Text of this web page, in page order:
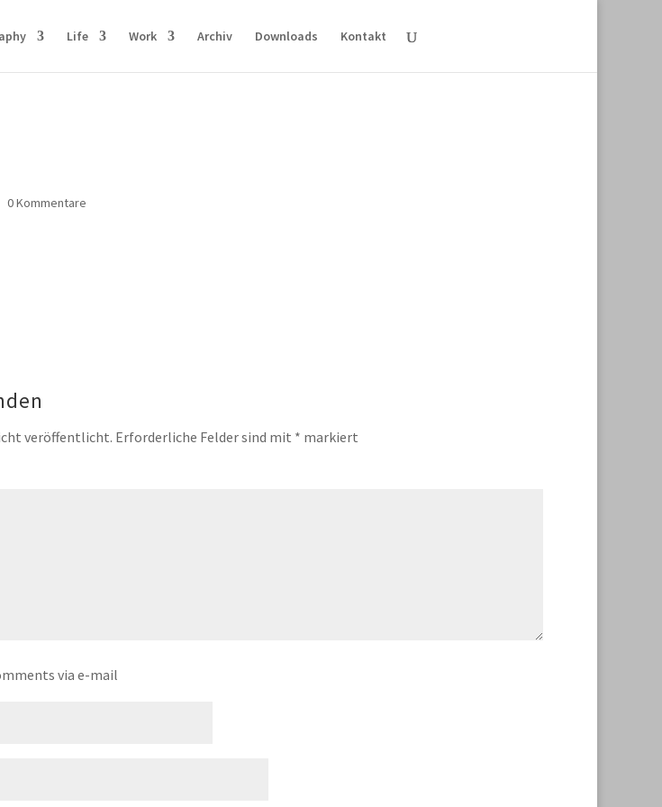
Life Work Archiv Downloads Kontakt
0 Kommentare
veröffentlicht. Erforderliche Felder sind mit * markiert
via e-mail